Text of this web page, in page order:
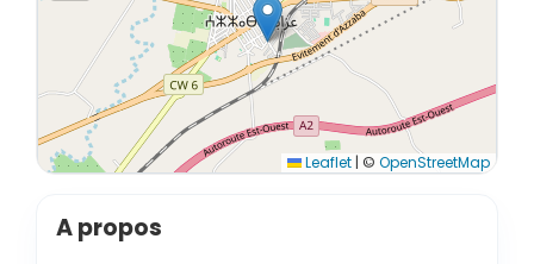
Leaflet | © OpenStreetMap
A propos